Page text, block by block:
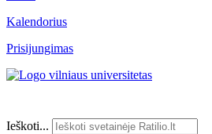
Kalendorius
Prisijungimas
Ieškoti...